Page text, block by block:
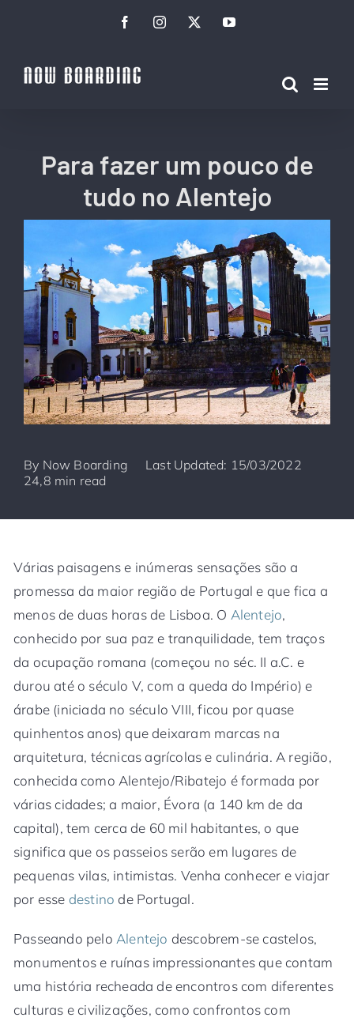
conteúdo
FacebookInstagramTwitterYouTube
Para fazer um pouco de
tudo no Alentejo
By Now Boarding
Last Updated: 15/03/2022
24,8 min read
Várias paisagens e inúmeras sensações são a
promessa da maior região de Portugal e que fica a
menos de duas horas de Lisboa. O Alentejo,
conhecido por sua paz e tranquilidade, tem traços
da ocupação romana (começou no séc. II a.C. e
durou até o século V, com a queda do Império) e
árabe (iniciada no século VIII, ficou por quase
quinhentos anos) que deixaram marcas na
arquitetura, técnicas agrícolas e culinária. A região,
conhecida como Alentejo/Ribatejo é formada por
várias cidades; a maior, Évora (a 140 km de da
capital), tem cerca de 60 mil habitantes, o que
significa que os passeios serão em lugares de
pequenas vilas, intimistas. Venha conhecer e viajar
por esse destino de Portugal.
Passeando pelo Alentejo descobrem-se castelos,
monumentos e ruínas impressionantes que contam
uma história recheada de encontros com diferentes
culturas e civilizações, como confrontos com